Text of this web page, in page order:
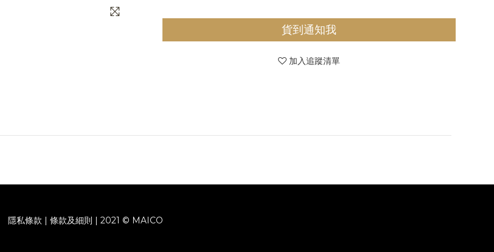
貨到通知我
加入追蹤清單
隱私條款 | 條款及細則 | 2021 © MAICO